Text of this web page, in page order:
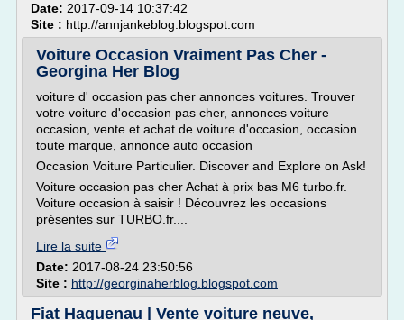
Date: 2017-09-14 10:37:42
Site : http://annjankeblog.blogspot.com
Voiture Occasion Vraiment Pas Cher -
Georgina Her Blog
voiture d' occasion pas cher annonces voitures. Trouver
votre voiture d'occasion pas cher, annonces voiture
occasion, vente et achat de voiture d'occasion, occasion
toute marque, annonce auto occasion
Occasion Voiture Particulier. Discover and Explore on Ask!
Voiture occasion pas cher Achat à prix bas M6 turbo.fr.
Voiture occasion à saisir ! Découvrez les occasions
présentes sur TURBO.fr....
Lire la suite
Date: 2017-08-24 23:50:56
Site : http://georginaherblog.blogspot.com
Fiat Haguenau | Vente voiture neuve,